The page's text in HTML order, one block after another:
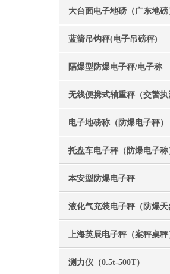
蓝箭吊钩秤(电子吊磅秤)
隔爆型防爆电子秤/电子称
电子地磅称（防爆电子秤）
托盘车电子秤（防爆电子称
本安型防爆电子秤
上海英展电子秤（案秤桌秤
测力仪（0.5t-500T）